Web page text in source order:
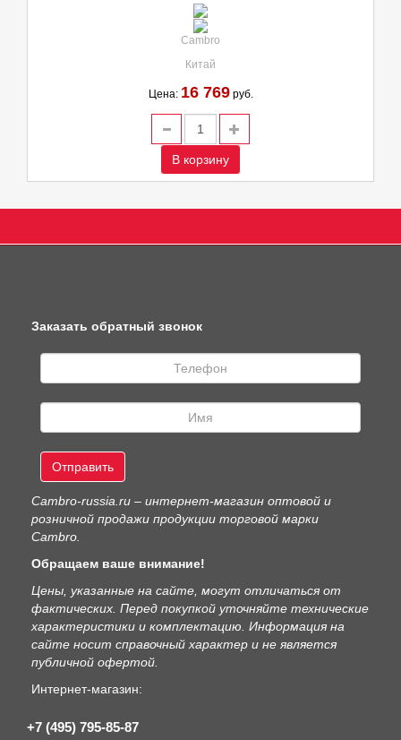
Cambro
Китай
Цена: 16 769руб.
В корзину
Заказать обратный звонок
Отправить
Сambro-russia.ru – интернет-магазин оптовой и
розничной продажи продукции торговой марки
Cambro.
Обращаем ваше внимание!
Цены, указанные на сайте, могут отличаться от
фактических. Перед покупкой уточняйте технические
характеристики и комплектацию. Информация на
сайте носит справочный характер и не является
публичной офертой.
Интернет-магазин:
+7 (495) 795-85-87